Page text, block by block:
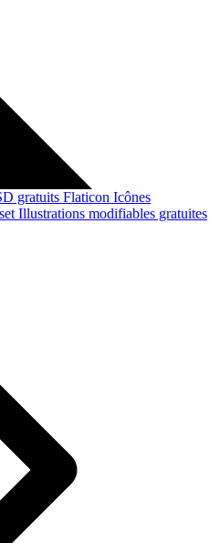
gratuits Flaticon Icônes
Illustrations modifiables gratuites